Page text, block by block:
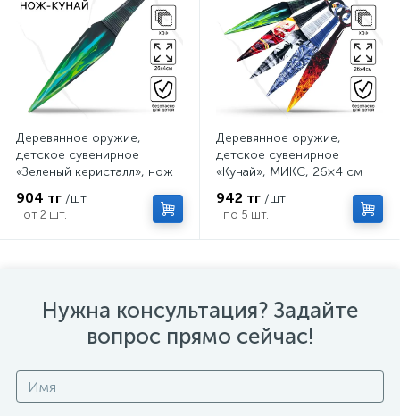
Деревянное оружие,
детское сувенирное
«Зеленый керисталл», нож
904 тг /шт
от 2 шт.
Деревянное оружие,
детское сувенирное
«Кунай», МИКС, 26×4 см
942 тг /шт
по 5 шт.
Нужна консультация? Задайте
вопрос прямо сейчас!